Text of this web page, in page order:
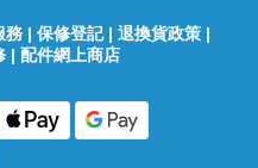
務 | 保修登記| 退換貨政策 |
| 配件網上商店